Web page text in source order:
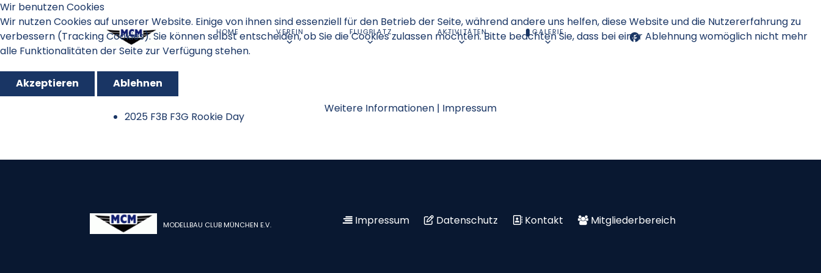
HOME VEREIN FLUGPLATZ AKTIVITÄTEN GALERIE
2025 F3B F3G Rookie Day
MODELLBAU CLUB MÜNCHEN E.V. Impressum Datenschutz Kontakt Mitgliederbereich
Wir benutzen Cookies
Wir nutzen Cookies auf unserer Website. Einige von ihnen sind essenziell für den Betrieb der Seite, während andere uns helfen, diese Website und die Nutzererfahrung zu
verbessern (Tracking Cookies). Sie können selbst entscheiden, ob Sie die Cookies zulassen möchten. Bitte beachten Sie, dass bei einer Ablehnung womöglich nicht mehr
alle Funktionalitäten der Seite zur Verfügung stehen.
Akzeptieren
Ablehnen
Weitere Informationen | Impressum